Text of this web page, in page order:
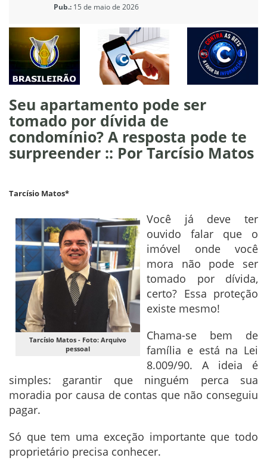
Pub.: 15 de maio de 2026
Seu apartamento pode ser
tomado por dívida de
condomínio? A resposta pode te
surpreender :: Por Tarcísio Matos
Tarcísio Matos*
Tarcísio Matos - Foto: Arquivo
pessoal
Você já deve ter
ouvido falar que o
imóvel onde você
mora não pode ser
tomado por dívida,
certo? Essa proteção
existe mesmo!
Chama-se bem de
família e está na Lei
8.009/90. A ideia é
simples: garantir que ninguém perca sua
moradia por causa de contas que não conseguiu
pagar.
Só que tem uma exceção importante que todo
proprietário precisa conhecer.